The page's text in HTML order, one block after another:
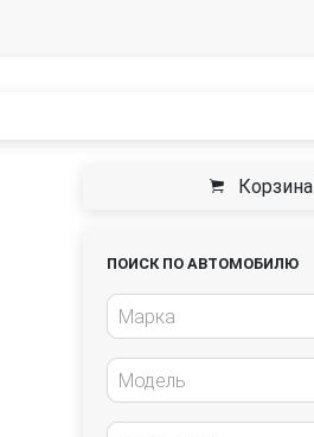
Корзина
ПОИСК ПО АВТОМОБИЛЮ
Марка
Модель